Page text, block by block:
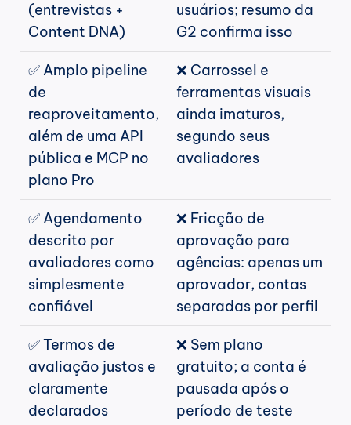
(entrevistas +
Content DNA)
usuários; resumo da
G2 confirma isso
✅ Amplo pipeline
de
reaproveitamento,
além de uma API
pública e MCP no
plano Pro
❌ Carrossel e
ferramentas visuais
ainda imaturos,
segundo seus
avaliadores
✅ Agendamento
descrito por
avaliadores como
simplesmente
confiável
❌ Fricção de
aprovação para
agências: apenas um
aprovador, contas
separadas por perfil
✅ Termos de
avaliação justos e
claramente
declarados
❌ Sem plano
gratuito; a conta é
pausada após o
período de teste